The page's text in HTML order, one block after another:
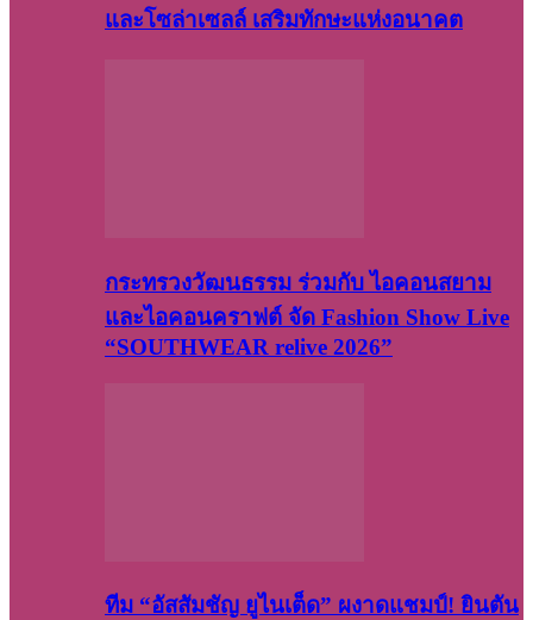
และโซล่าเซลล์ เสริมทักษะแห่งอนาคต
กระทรวงวัฒนธรรม ร่วมกับ ไอคอนสยาม
และไอคอนคราฟต์ จัด Fashion Show Live
“SOUTHWEAR relive 2026”
ทีม “อัสสัมชัญ ยูไนเต็ด” ผงาดแชมป์! ยินตัน